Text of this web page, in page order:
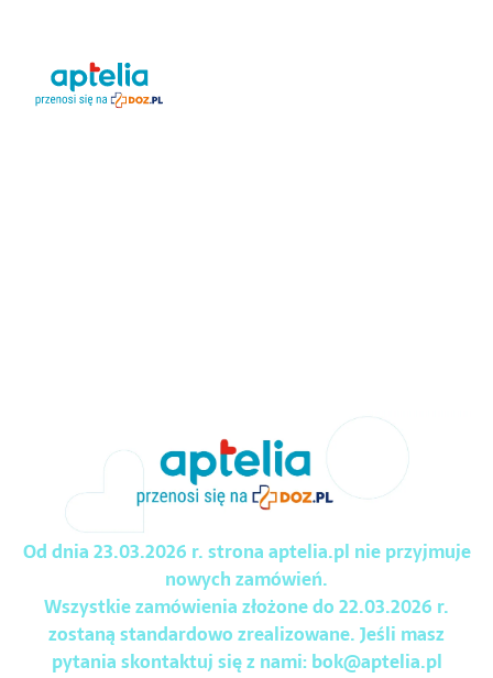
Od dnia 23.03.2026 r. strona aptelia.pl nie przyjmuje
nowych zamówień.
Wszystkie zamówienia złożone do 22.03.2026 r.
zostaną standardowo zrealizowane. Jeśli masz
pytania skontaktuj się z nami:bok@aptelia.pl